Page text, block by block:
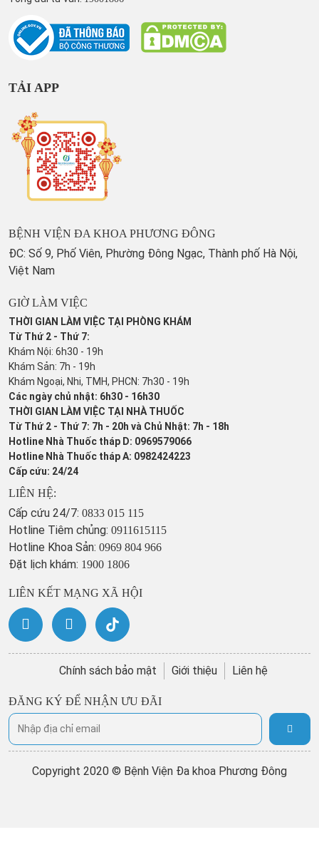
TẢI APP
BỆNH VIỆN ĐA KHOA PHƯƠNG ĐÔNG
ĐC: Số 9, Phố Viên, Phường Đông Ngạc, Thành phố Hà Nội,
Việt Nam
GIỜ LÀM VIỆC
THỜI GIAN LÀM VIỆC TẠI PHÒNG KHÁM
Từ Thứ 2 - Thứ 7:
Khám Nội: 6h30 - 19h
Khám Sản: 7h - 19h
Khám Ngoại, Nhi, TMH, PHCN: 7h30 - 19h
Các ngày chủ nhật: 6h30 - 16h30
THỜI GIAN LÀM VIỆC TẠI NHÀ THUỐC
Từ Thứ 2 - Thứ 7: 7h - 20h và Chủ Nhật: 7h - 18h
Hotline Nhà Thuốc tháp D: 0969579066
Hotline Nhà Thuốc tháp A: 0982424223
Cấp cứu: 24/24
LIÊN HỆ:
Cấp cứu 24/7: 0833 015 115
Hotline Tiêm chủng: 0911615115
Hotline Khoa Sản: 0969 804 966
Đặt lịch khám: 1900 1806
LIÊN KẾT MẠNG XÃ HỘI
Chính sách bảo mật Giới thiệu Liên hệ
ĐĂNG KÝ ĐỂ NHẬN ƯU ĐÃI
Copyright 2020 © Bệnh Viện Đa khoa Phương Đông